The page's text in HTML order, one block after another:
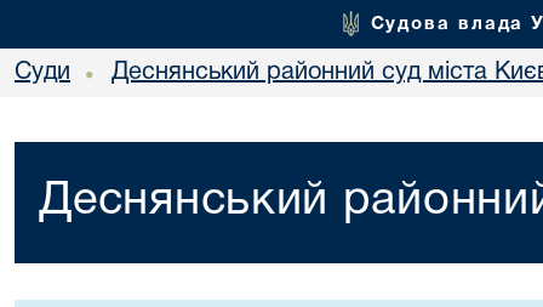
Судова влада
Суди • Деснянський районний суд міста
Деснянський